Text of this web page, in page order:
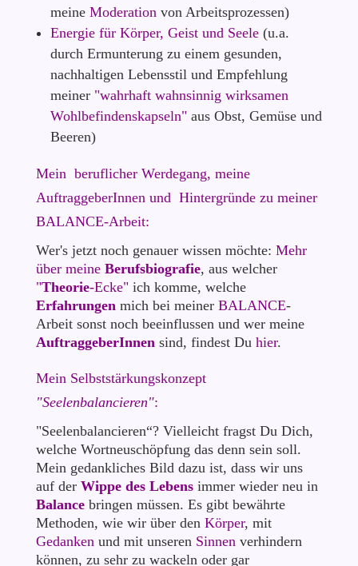
meine Moderationvon Arbeitsprozessen)
Energie für Körper, Geist und Seele(u.a.
durch Ermunterung zu einem gesunden,
nachhaltigen Lebensstil und Empfehlung
meiner"wahrhaft wahnsinnig wirksamen
Wohlbefindenskapseln"aus Obst, Gemüse und
Beeren)
Mein beruflicher Werdegang, meine
AuftraggeberInnen und Hintergründe zu meiner
BALANCE-Arbeit:
Wer's jetzt noch genauer wissen möchte: Mehr
über meine Berufsbiografie, aus welcher
"Theorie-Ecke"ich komme, welche
Erfahrungen mich bei meiner BALANCE-
Arbeit sonst noch beeinflussen und wer meine
AuftraggeberInnen sind, findest Du hier.
Mein Selbststärkungskonzept
"Seelenbalancieren":
"Seelenbalancieren“? Vielleicht fragst Du Dich,
welche Wortneuschöpfung das denn sein soll.
Mein gedankliches Bild dazu ist, dass wir uns
auf derWippe des Lebensimmer wieder neu in
Balance bringen müssen. Es gibt bewährte
Methoden, wie wir über den Körper, mit
Gedankenund mit unseren Sinnenverhindern
können, zu sehr zu wackeln oder gar